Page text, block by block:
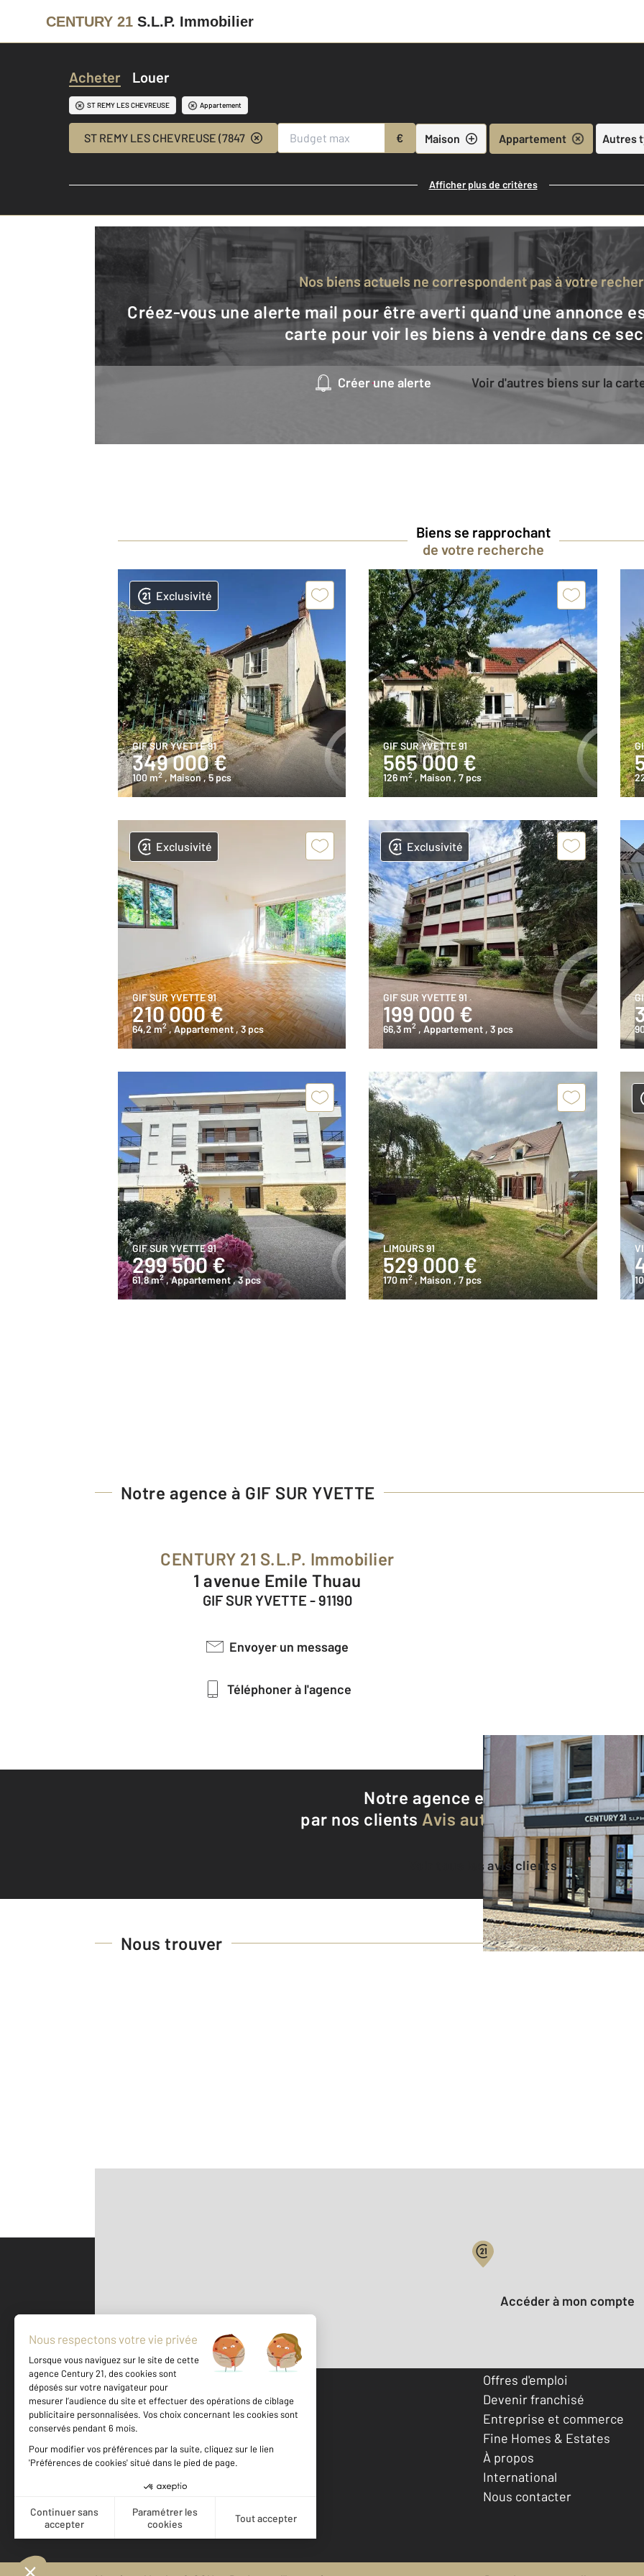
CENTURY 21 S.L.P. Immobilier
Acheter Louer
ST REMY LES CHEVREUSE Appartement
ST REMY LES CHEVREUSE (78470) € Maison Appartement Autres
Afficher plus de critères
Nos biens actuels ne correspondent pas à votre
Créez-vous une alerte mail pour être averti quand une annonce est en ligne et consultez la
carte pour voir les biens à vendre dans ce
Créer une alerte Voir d'autres biens sur la
Biens se rapprochant
de votre recherche
Exclusivité
GIF SUR YVETTE 91
349 000 €
100 m2 , Maison, 5 pcs
GIF SUR YVETTE 91
565 000 €
126 m2 , Maison , 7 pcs
Exclusivité
GIF SUR YVETTE 91
210 000 €
64,2 m2 , Appartement, 3 pcs
Exclusivité
GIF SUR YVETTE 91
199 000 €
66,3 m2 , Appartement , 3 pcs
GIF SUR YVETTE 91
299 500 €
61,8 m2 , Appartement, 3 pcs
LIMOURS 91
529 000 €
170 m2 , Maison, 7 pcs
Notre agence à GIF SUR YVETTE
CENTURY 21 S.L.P. Immobilier
1 avenue Emile Thuau
GIF SUR YVETTE - 91190
Envoyer un message
Téléphoner à l'agence
Notre agence est notée9,0/10
par nos clients Avis authentifiés par
Voir tous les avis clients
Nous trouver
500 m ©Mappy
Votre compte :
Accéder à mon compte
Votre agence est notée
Achat
Location
Offres d'emploi
Devenir franchisé
Entreprise et commerce
Fine Homes & Estates
À propos
International
Nous contacter